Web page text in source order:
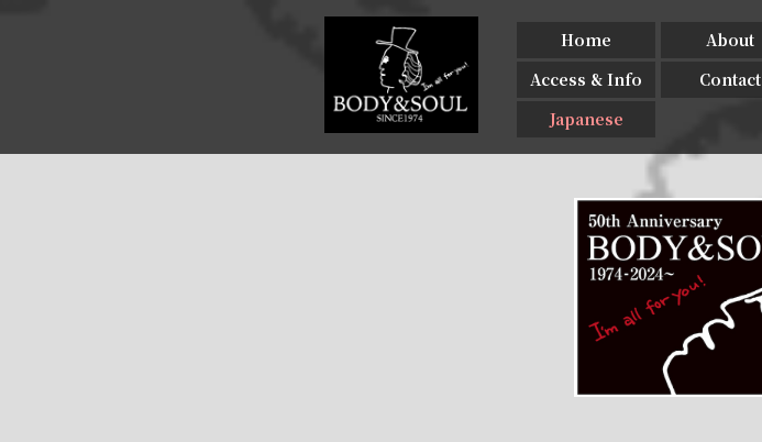
Home About
Access & Info
Contact
Japanese